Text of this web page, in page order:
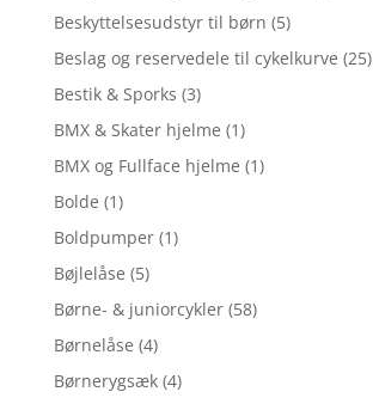
Beskyttelsesudstyr til børn (5)
Beslag og reservedele til cykelkurve (25)
Bestik & Sporks (3)
BMX & Skater hjelme (1)
BMX og Fullface hjelme (1)
Bolde (1)
Boldpumper (1)
Bøjlelåse (5)
Børne- & juniorcykler (58)
Børnelåse (4)
Børnerygsæk (4)